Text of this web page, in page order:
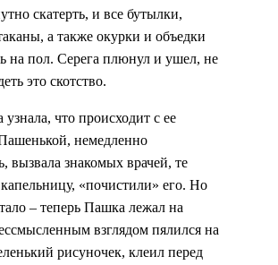
скатерть, и все бутылки,
а также окурки и объедки
на пол. Серега плюнул и ушел, не
это скотство.
узнала, что происходит с ее
немедленно
вызвала знакомых врачей, те
«почистили» его. Но
– теперь Пашка лежал на
взглядом пялился на
рисуночек, клеил перед